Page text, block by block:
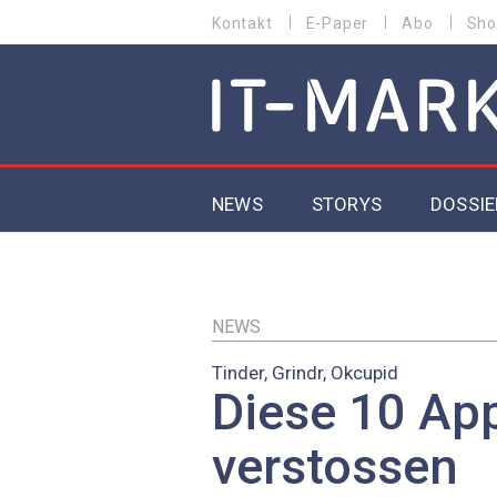
zum
MENU
Kontakt E-Paper Abo
MAIN NAVIGATION
NEWS STORYS
EU-
NEWS
Tinder, Grindr, Okcupid
Diese 10
verstossen